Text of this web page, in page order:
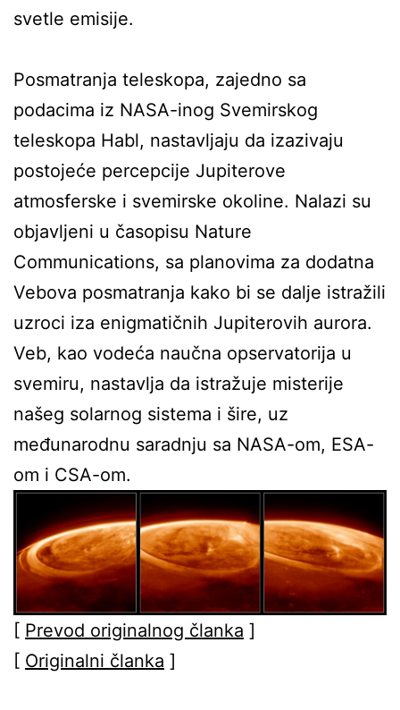
svetle emisije.
Posmatranja teleskopa, zajedno sa
podacima iz NASA-inog Svemirskog
teleskopa Habl, nastavljaju da izazivaju
postojeće percepcije Jupiterove
atmosferske i svemirske okoline. Nalazi su
objavljeni u časopisu Nature
Communications, sa planovima za dodatna
Vebova posmatranja kako bi se dalje istražili
uzroci iza enigmatičnih Jupiterovih aurora.
Veb, kao vodeća naučna opservatorija u
svemiru, nastavlja da istražuje misterije
našeg solarnog sistema i šire, uz
međunarodnu saradnju sa NASA-om, ESA-
om i CSA-om.
[ Prevod originalnog članka ]
[ Originalni članka ]